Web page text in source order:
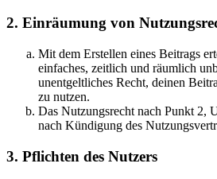
2. Einräumung von
Mit dem Erstellen eines Beitrags
einfaches, zeitlich und räumlich
unentgeltliches Recht, deinen
zu nutzen.
Das Nutzungsrecht nach Punkt 2,
nach Kündigung des
3. Pflichten des Nutzers